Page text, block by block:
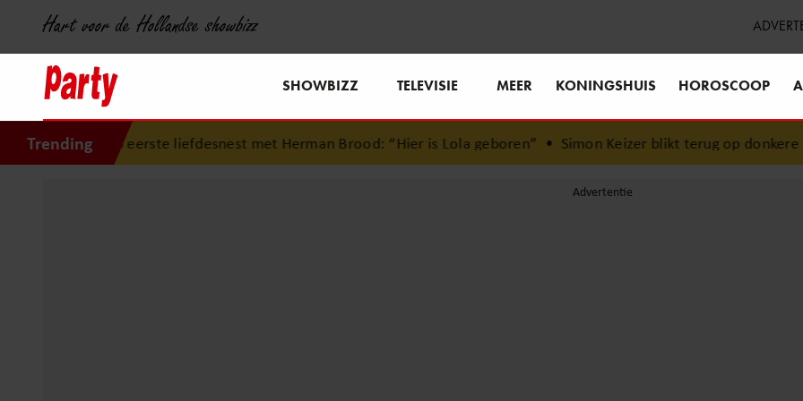
Hart voor de Hollandse showbizz
SHOWBIZZ TELEVISIE MEER KONINGSHUIS HOROSCOOP
Trending
eerste liefdesnest met Herman Brood: “Hier is Lola geboren” •Simon Keizer blikt terug op donkere periode: ‘Ik